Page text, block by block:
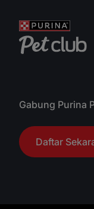
Gabung Purina
Daftar